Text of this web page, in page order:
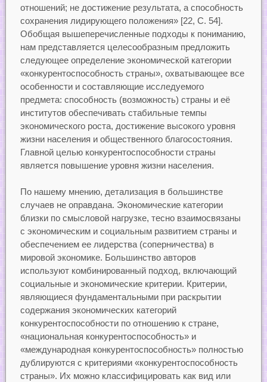
отношений; не достижение результата, а способность
сохранения лидирующего положения» [22, С. 54].
Обобщая вышеперечисленные подходы к пониманию,
нам представляется целесообразным предложить
следующее определение экономической категории
«конкурентоспособность страны», охватывающее все
особенности и составляющие исследуемого
предмета: способность (возможность) страны и её
институтов обеспечивать стабильные темпы
экономического роста, достижение высокого уровня
жизни населения и общественного благосостояния.
Главной целью конкурентоспособности страны
является повышение уровня жизни населения.
По нашему мнению, детализация в большинстве
случаев не оправдана. Экономические категории
близки по смысловой нагрузке, тесно взаимосвязаны
с экономическим и социальным развитием страны и
обеспечением ее лидерства (соперничества) в
мировой экономике. Большинство авторов
используют комбинированный подход, включающий
социальные и экономические критерии. Критерии,
являющиеся фундаментальными при раскрытии
содержания экономических категорий
конкурентоспособности по отношению к стране,
«национальная конкурентоспособность» и
«международная конкурентоспособность» полностью
дублируются с критериями «конкурентоспособность
страны». Их можно классифицировать как вид или